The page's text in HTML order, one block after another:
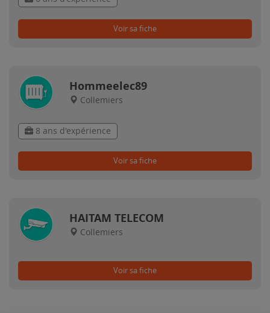
Voir sa fiche
Hommeelec89
Collemiers
8 ans d'expérience
Voir sa fiche
HAITAM TELECOM
Collemiers
Voir sa fiche